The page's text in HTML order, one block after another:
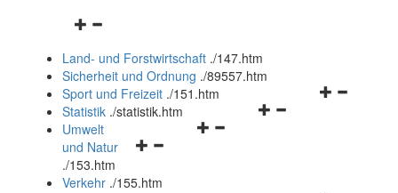
Navigationsmenü
und
schließen
Land- und Forstwirtschaft ./147.htm
Sicherheit und Ordnung ./89557.htm
Navigationsmenü
Sport und Freizeit ./151.htm
Navigationsmenü
Statistik ./statistik.htm
Navigationsmenü
und
Umwelt
und Natur
./153.htm
Verkehr ./155.htm